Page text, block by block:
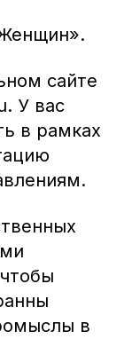
сайте
У вас
в рамках
в